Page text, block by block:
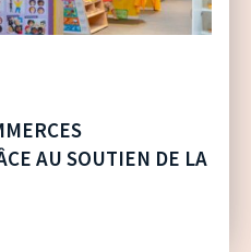
AU SOUTIEN DE LA